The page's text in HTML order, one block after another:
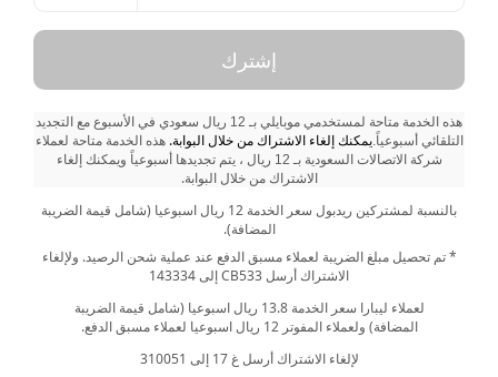
إشترك
هذه الخدمة متاحة لمستخدمي موبايلي بـ 12 ريال سعودي في الأسبوع مع التجديد
التلقائي أسبوعياً.يمكنك إلغاء الاشتراك من خلال البوابة.هذه الخدمةمتاحة لعملاء
شركة الاتصالات السعودية بـ 12 ريال ، يتم تجديدها أسبوعياً و
يمكنك إلغاء
الاشتراك من خلال البوابة.
بالنسبة لمشتركين ريدبول سعر الخدمة 12 ريال اسبوعيا (شامل قيمة الضريبة
المضافة).
* تم تحصيل مبلغ الضريبة لعملاء مسبق الدفع عند عملية شحن الرصيد. ولإلغاء
الاشتراك أرسل CB533 إلى 143334
لعملاء ليبارا سعر الخدمة 13.8 ريال اسبوعيا (شامل قيمة الضريبة
المضافة) ولعملاء المفوتر 12 ريال اسبوعيا لعملاء مسبق الدفع.
لإلغاء الاشتراك أرسل غ 17 إلى 310051